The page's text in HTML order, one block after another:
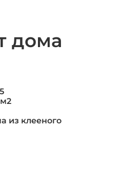
дома
из клееного